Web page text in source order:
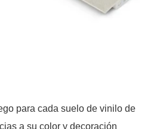
para cada suelo de vinilo de
a su color y decoración